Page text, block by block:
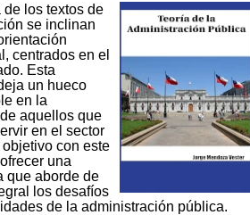
de los textos de
se inclinan
centrados en el
Esta
un hueco
en la
aquellos que
en el sector
con este
una
que aborde de
los desafíos
de la administración pública.